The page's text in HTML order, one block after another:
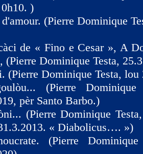
)
(Pierre Dominique
de « Fino e Cesar », A
(Pierre Dominique Testa,
(Pierre Dominique Testa, lou
(Pierre
pèr Santo Barbo.)
(Pierre Dominique
« Diabolicus…. »)
(Pierre